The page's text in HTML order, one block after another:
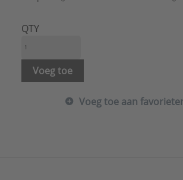
Verdekte bevestiging:
Vorm:
Vuilafstotend:
Zonder spoelrand:
Renova
QTY
Voeg toe
Voeg toe aan